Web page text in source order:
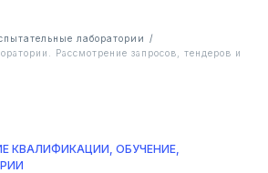
лаборатории /
Рассмотрение запросов, тендеров и
КВАЛИФИКАЦИИ, ОБУЧЕНИЕ,